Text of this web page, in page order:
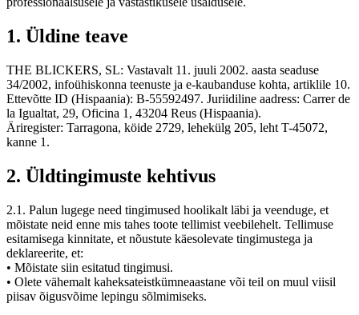
1. Üldine teave
THE BLICKERS, SL: Vastavalt 11. juuli 2002. aasta seaduse
34/2002, infoühiskonna teenuste ja e-kaubanduse kohta, artiklile 10.
Ettevõtte ID (Hispaania): B-55592497. Juriidiline aadress: Carrer de
la Igualtat, 29, Oficina 1, 43204 Reus (Hispaania).
Äriregister: Tarragona, köide 2729, lehekülg 205, leht T-45072,
kanne 1.
2. Üldtingimuste kehtivus
2.1. Palun lugege need tingimused hoolikalt läbi ja veenduge, et
mõistate neid enne mis tahes toote tellimist veebilehelt. Tellimuse
esitamisega kinnitate, et nõustute käesolevate tingimustega ja
deklareerite, et:
• Mõistate siin esitatud tingimusi.
• Olete vähemalt kaheksateistkümneaastane või teil on muul viisil
piisav õigusvõime lepingu sõlmimiseks.